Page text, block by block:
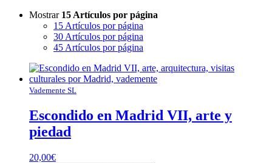
Mostrar 15 Artículos por página
15 Artículos por página
30 Artículos por página
45 Artículos por página
Vademente SL
Escondido en Madrid VII, arte y
piedad
20,00€